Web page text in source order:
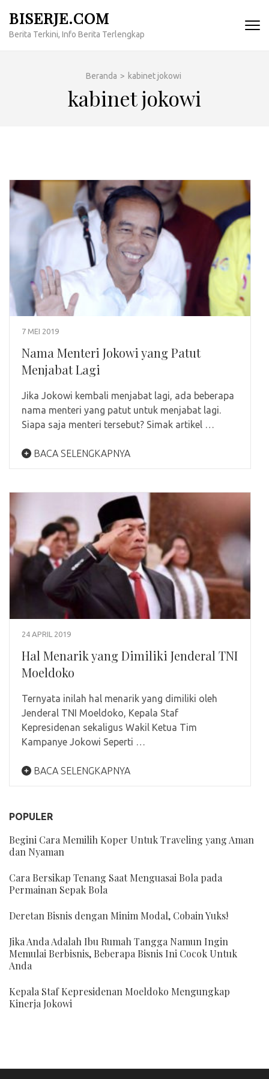
konten
BISERJE.COM
Berita Terkini, Info Berita Terlengkap
Beranda > kabinet jokowi
kabinet jokowi
7 MEI 2019
Nama Menteri Jokowi yang Patut
Menjabat Lagi
Jika Jokowi kembali menjabat lagi, ada beberapa
nama menteri yang patut untuk menjabat lagi.
Siapa saja menteri tersebut? Simak artikel …
BACA SELENGKAPNYA
24 APRIL 2019
Hal Menarik yang Dimiliki Jenderal TNI
Moeldoko
Ternyata inilah hal menarik yang dimiliki oleh
Jenderal TNI Moeldoko, Kepala Staf
Kepresidenan sekaligus Wakil Ketua Tim
Kampanye Jokowi Seperti …
BACA SELENGKAPNYA
POPULER
Begini Cara Memilih Koper Untuk Traveling yang Aman
dan Nyaman
Cara Bersikap Tenang Saat Menguasai Bola pada
Permainan Sepak Bola
Deretan Bisnis dengan Minim Modal, Cobain Yuks!
Jika Anda Adalah Ibu Rumah Tangga Namun Ingin
Memulai Berbisnis, Beberapa Bisnis Ini Cocok Untuk
Anda
Kepala Staf Kepresidenan Moeldoko Mengungkap
Kinerja Jokowi